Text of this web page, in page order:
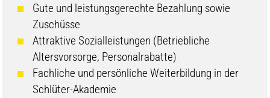
Gute und leistungsgerechte Bezahlung sowie
Zuschüsse
Attraktive Sozialleistungen (Betriebliche
Altersvorsorge, Personalrabatte)
Fachliche und persönliche Weiterbildung in der
Schlüter-Akademie